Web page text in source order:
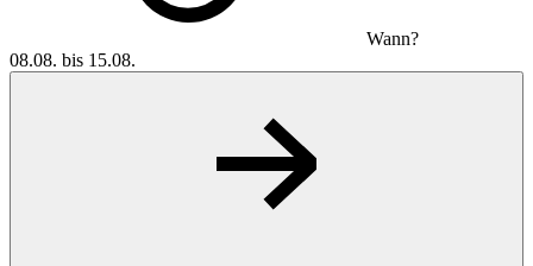
Wann?
08.08. bis 15.08.